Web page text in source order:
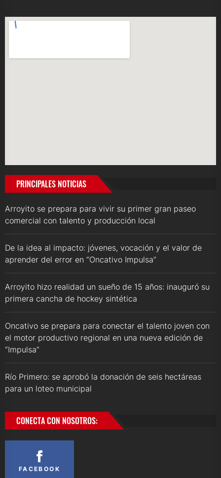
PRINCIPALES NOTICIAS
Arroyito se prepara para vivir su primer gran paseo
comercial con talento y producción local
De la idea al impacto: jóvenes, vocación y el valor de
aprender del error en “Oncativo Impulsa”
Arroyito hizo realidad un sueño de 15 años: inauguró su
primera cancha de hockey sintética
Oncativo se prepara para conectar el talento joven con
el motor productivo regional en una nueva edición de
“Impulsa”
Río Primero: se aprobó la donación de seis hectáreas
para un loteo municipal
CONECTA CON NOSOTROS:
FACEBOOK